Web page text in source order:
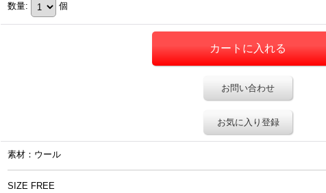
数量: 個
お問い合わせ
お気に入り登録
素材：ウール
SIZE FREE